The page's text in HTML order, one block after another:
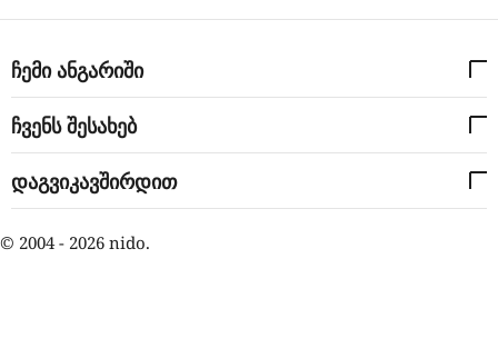
ჩემი ანგარიში
ჩვენს შესახებ
დაგვიკავშირდით
© 2004 - 2026 nido.